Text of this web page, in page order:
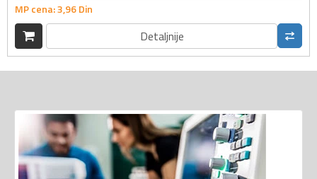
MP cena:3,96Din
Detaljnije